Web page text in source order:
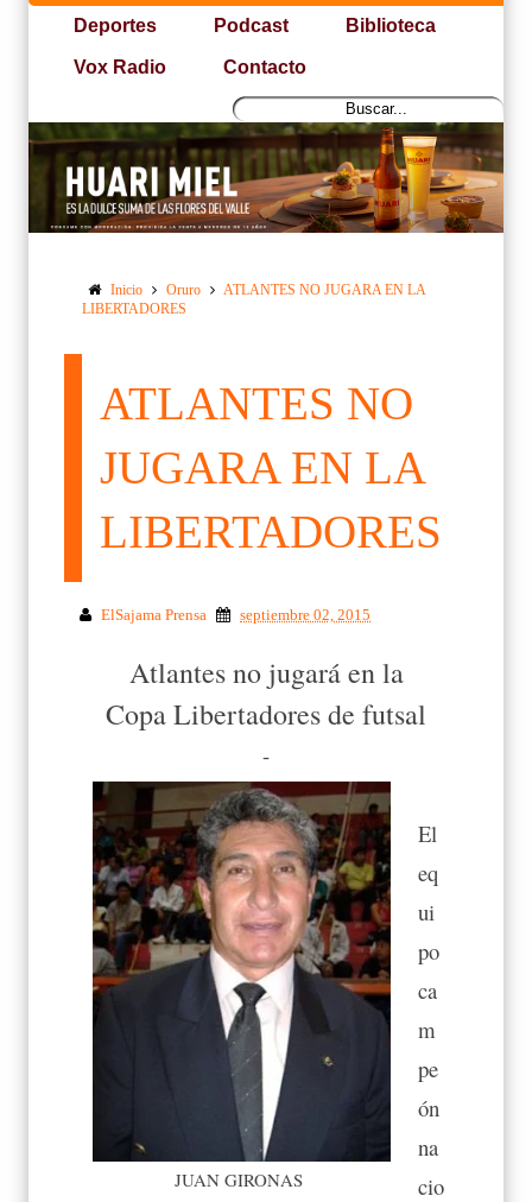
Deportes Podcast Biblioteca
Vox Radio Contacto
Inicio Oruro
ATLANTES NO JUGARA EN LA
LIBERTADORES
ATLANTES NO
JUGARA EN LA
LIBERTADORES
ElSajama Prensa septiembre 02, 2015
Atlantes no jugará en la
Copa Libertadores de futsal
-
JUAN GIRONAS
El
eq
ui
po
ca
m
pe
ón
na
cio